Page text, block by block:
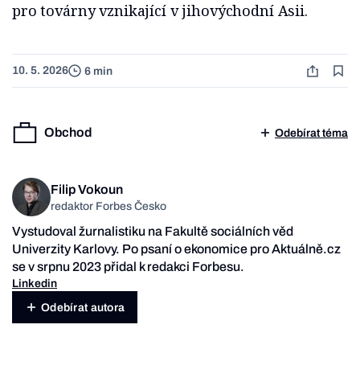
pro továrny vznikající v jihovýchodní Asii.
10. 5. 2026 6 min
Obchod Odebírat téma
Filip Vokoun
redaktor Forbes Česko
Vystudoval žurnalistiku na Fakultě sociálních věd
Univerzity Karlovy. Po psaní o ekonomice pro Aktuálně.cz
se v srpnu 2023 přidal k redakci Forbesu.
Linkedin
Odebírat autora